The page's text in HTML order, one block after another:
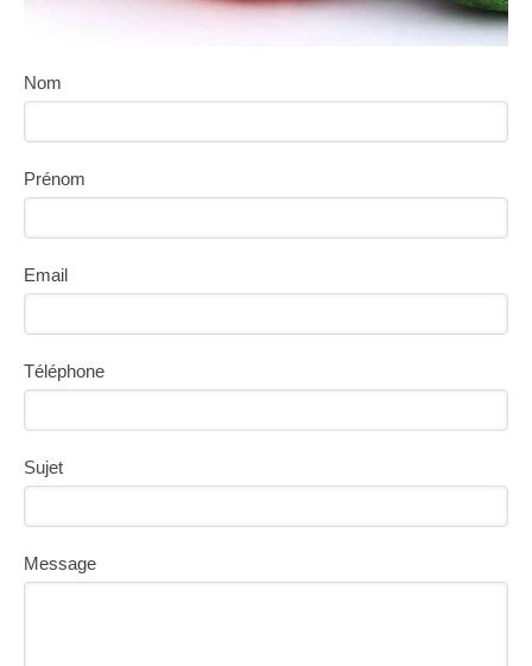
Nom
Prénom
Email
Téléphone
Sujet
Message